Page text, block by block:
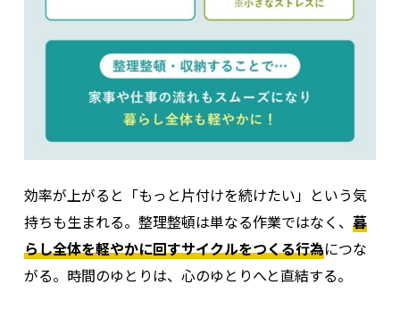
効率が上がると「もっと片付けを続けたい」という気
持ちも生まれる。整理整頓は単なる作業ではなく、 暮
らし全体を軽やかに回すサイクルをつくる行為につな
がる。時間のゆとりは、心のゆとりへと直結する。